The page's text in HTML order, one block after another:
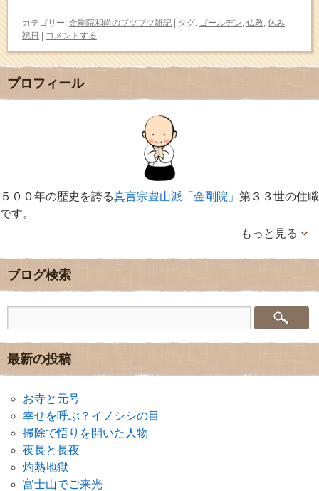
カテゴリー: 金剛院和尚のブツブツ雑記 | タグ: ゴールデン 仏教 休み
祝日 | コメントする
プロフィール
５００年の歴史を誇る真言宗豊山派「金剛院」 第３３世の住職
です。
もっと見る
ブログ検索
最新の投稿
お寺と元号
幸せを呼ぶ？イノシシの目
掃除で悟りを開いた人物
夜長と長夜
灼熱地獄
富士山でご来光